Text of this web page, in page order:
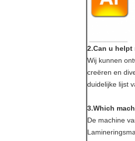
2.Can u helpt
Wij kunnen
creëren en
duidelijke lijst
3.Which
De machine